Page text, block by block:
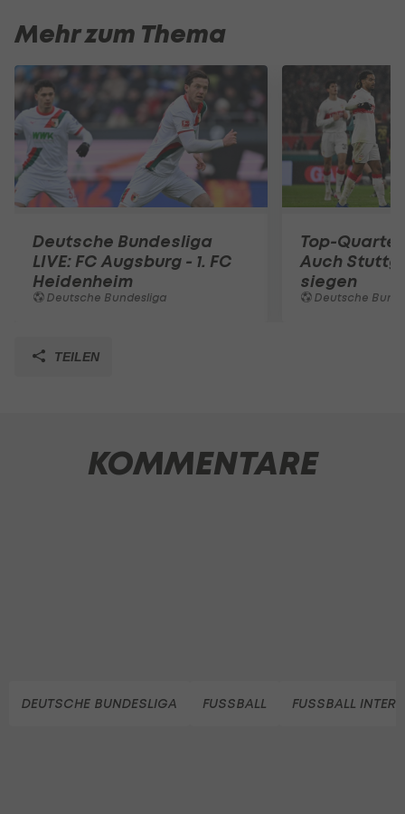
Mehr zum Thema
Deutsche Bundesliga
LIVE: FC Augsburg - 1. FC
Heidenheim
Deutsche Bundesliga
Top-
Auch
siegen
Deutsche
TEILEN
KOMMENTARE
DEUTSCHE BUNDESLIGA FUSSBALL FUSSBALL